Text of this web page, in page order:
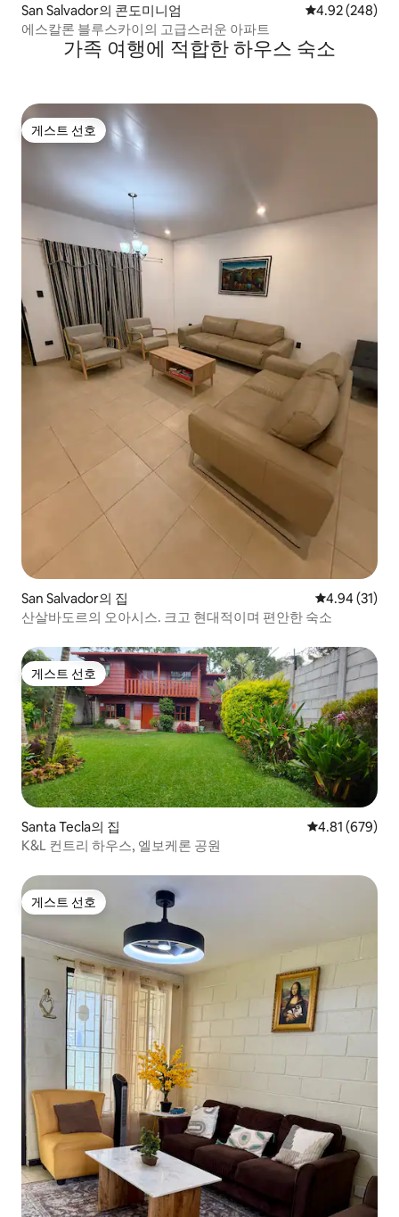
San Salvador의 콘도미니엄 평점 4.92점(5
4.92 (248)
에스칼론 블루스카이의 고급스러운 아파트
가족 여행에 적합한 하우스 숙소
게스트 선호
게스트 선호
San Salvador의 집 평점 4.94점
4.94 (31)
산살바도르의 오아시스. 크고 현대적이며 편안한 숙소
게스트 선호
게스트 선호
Santa Tecla의 집 평점 4.81점(5
4.81 (679)
K&L 컨트리 하우스, 엘보케론 공원
게스트 선호
게스트 선호